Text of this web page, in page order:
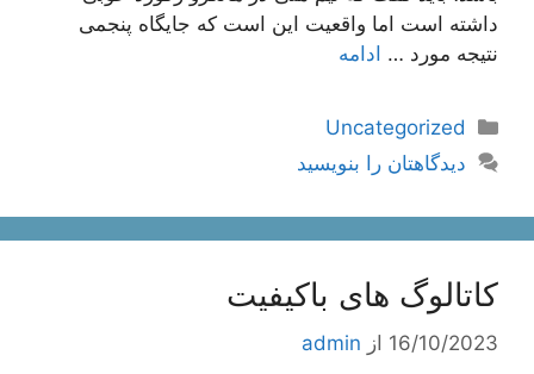
داشته است اما واقعیت این است که جایگاه پنجمی
نتیجه مورد … ادامه
دسته‌ها
Uncategorized
دیدگاهتان را بنویسید
کاتالوگ های باکیفیت
16/10/2023 از admin